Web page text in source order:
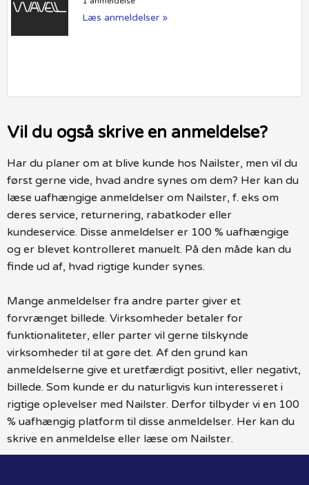
Læs anmeldelser »
Vil du også skrive en anmeldelse?
Har du planer om at blive kunde hos Nailster, men vil du
først gerne vide, hvad andre synes om dem? Her kan du
læse uafhængige anmeldelser om Nailster, f. eks om
deres service, returnering, rabatkoder eller
kundeservice. Disse anmeldelser er 100 % uafhængige
og er blevet kontrolleret manuelt. På den måde kan du
finde ud af, hvad rigtige kunder synes.
Mange anmeldelser fra andre parter giver et
forvrænget billede. Virksomheder betaler for
funktionaliteter, eller parter vil gerne tilskynde
virksomheder til at gøre det. Af den grund kan
anmeldelserne give et uretfærdigt positivt, eller negativt,
billede. Som kunde er du naturligvis kun interesseret i
rigtige oplevelser med Nailster. Derfor tilbyder vi en 100
% uafhængig platform til disse anmeldelser. Her kan du
skrive en anmeldelse eller læse om Nailster.